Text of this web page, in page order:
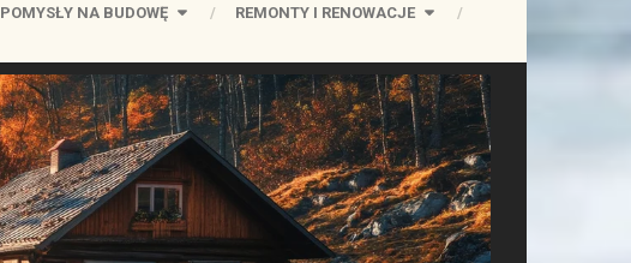
POMYSŁY NA BUDOWĘ
REMONTY I RENOWACJE